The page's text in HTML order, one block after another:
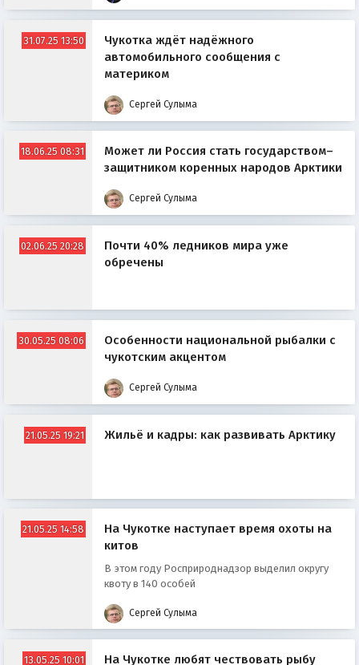
31.07.25 13:50
Чукотка ждёт надёжного
автомобильного сообщения с
материком
Сергей Сулыма
18.06.25 08:31
Может ли Россия стать государством–
защитником коренных народов Арктики
Сергей Сулыма
02.06.25 20:28
Почти 40% ледников мира уже
обречены
30.05.25 08:06
Особенности национальной рыбалки с
чукотским акцентом
Сергей Сулыма
21.05.25 19:21 Жильё и кадры: как развивать Арктику
21.05.25 14:58
На Чукотке наступает время охоты на
китов
В этом году Росприроднадзор выделил округу
квоту в 140 особей
Сергей Сулыма
13.05.25 10:01 На Чукотке любят чествовать рыбу